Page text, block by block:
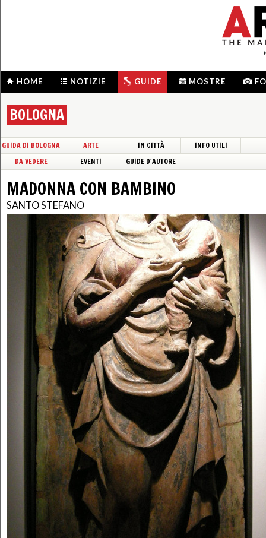
HOME NOTIZIE GUIDE MOSTRE
BOLOGNA
GUIDA DI BOLOGNA ARTE IN CITTÀ
INFO UTILI
DA VEDERE
EVENTI GUIDE D'AUTORE
MADONNA CON BAMBINO
SANTO STEFANO